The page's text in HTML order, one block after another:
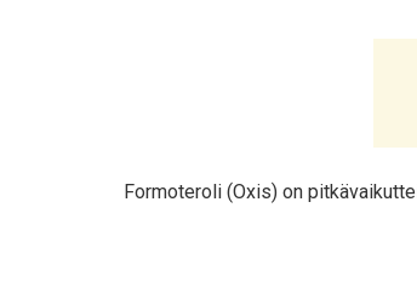
Formoteroli (Oxis) on